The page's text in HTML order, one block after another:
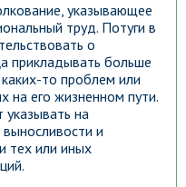
указывающее
труд. Потуги в
о
прикладывать больше
то проблем или
на его жизненном пути.
на
и
тех или иных